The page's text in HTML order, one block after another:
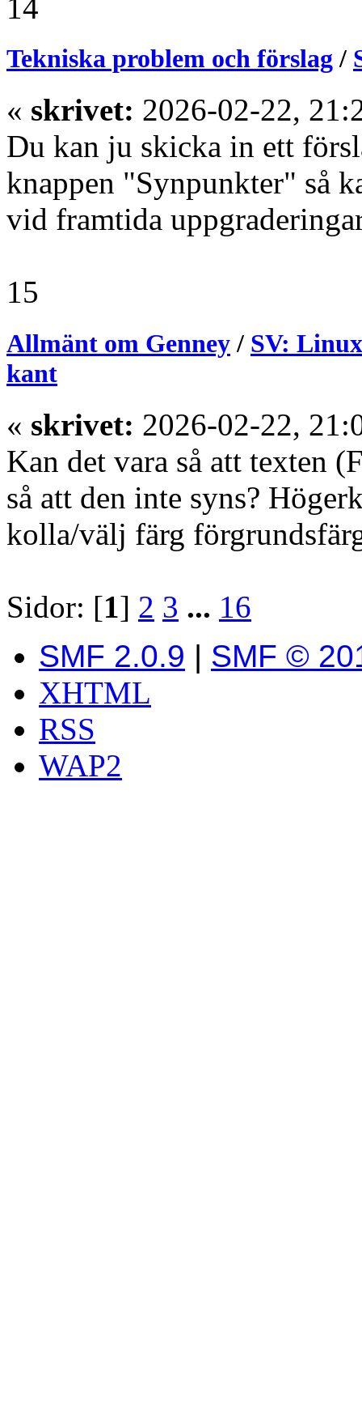
14
Tekniska problem och förslag/
« skrivet: 2026-02-22,
Du kan ju skicka in ett
knappen "Synpunkter" så
vid framtida
15
Allmänt om Genney / SV:
kant
« skrivet: 2026-02-22,
Kan det vara så att texten
så att den inte syns?
kolla/välj färg
Sidor: [1] 2 3 ... 16
SMF 2.0.9 | SMF ©
XHTML
RSS
WAP2